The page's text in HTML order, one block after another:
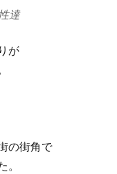
性達
が
の街角で